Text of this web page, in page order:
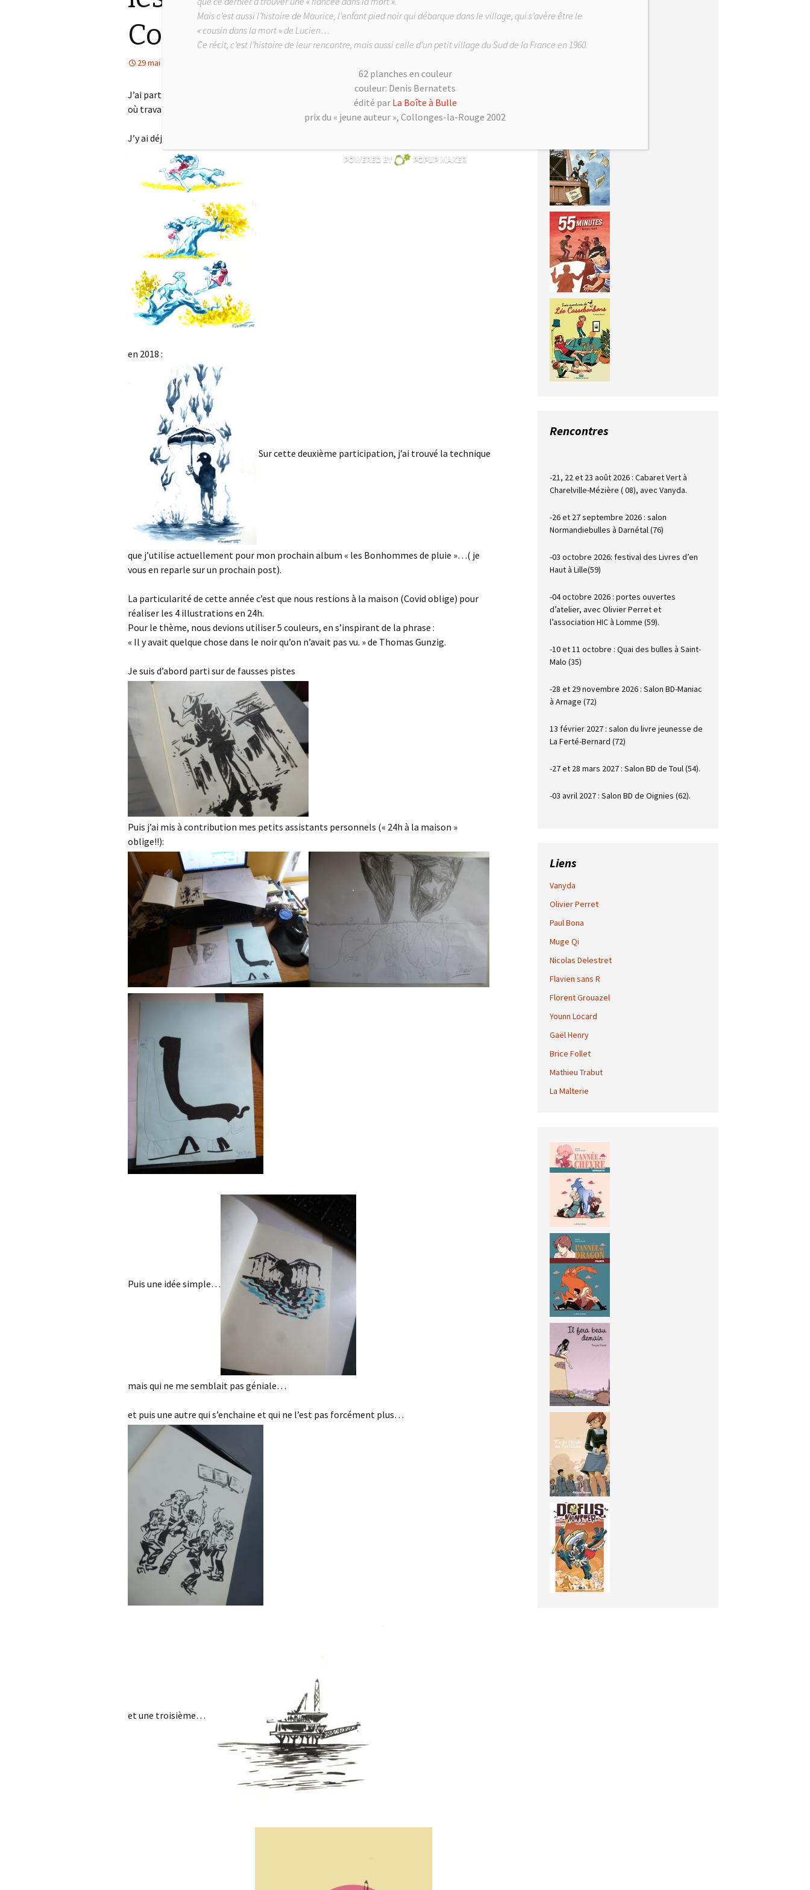
Confiné…
29 mai 2020
J’ai participé le week-end dernier aux « » organisé par le Hang’art de Namur
où travaille mon camarade de crayon
J’y ai déjà participé deux fois, sur place à Namur, en 2017:
en 2018 :
Sur cette deuxième participation, j’ai trouvé la technique
que j’utilise actuellement pour mon prochain album « les Bonhommes de pluie »…( je
vous en reparle sur un prochain post).
La particularité de cette année c’est que nous restions à la maison (Covid oblige) pour
réaliser les 4 illustrations en 24h.
Pour le thème, nous devions utiliser 5 couleurs, en s’inspirant de la phrase :
« Il y avait quelque chose dans le noir qu’on n’avait pas vu. » de Thomas Gunzig.
Je suis d’abord parti sur de fausses pistes
Puis j’ai mis à contribution mes petits assistants personnels (« 24h à la maison »
oblige!!):
Puis une idée simple…
mais qui ne me semblait pas géniale…
et puis une autre qui s’enchaine et qui ne l’est pas forcément plus…
et une troisième…
Rencontres
-21, 22 et 23 août 2026 : Cabaret Vert à
Charelville-Mézière ( 08), avec Vanyda.
-26 et 27 septembre 2026 : salon
Normandiebulles à Darnétal (76)
-03 octobre 2026: festival des Livres d’en
Haut à Lille(59)
-04 octobre 2026 : portes ouvertes
d’atelier, avec Olivier Perret et
l’association HIC à Lomme (59).
-10 et 11 octobre : Quai des bulles à Saint-
Malo (35)
-28 et 29 novembre 2026 : Salon BD-Maniac
à Arnage (72)
13 février 2027 : salon du livre jeunesse de
La Ferté-Bernard (72)
-27 et 28 mars 2027 : Salon BD de Toul (54).
-03 avril 2027 : Salon BD de Oignies (62).
Liens
Vanyda
Olivier Perret
Paul Bona
Muge Qi
Nicolas Delestret
Flavien sans R
Florent Grouazel
Younn Locard
Gaël Henry
Brice Follet
Mathieu Trabut
La Malterie
Mais c’est aussi l’histoire de Maurice, l’enfant pied noir qui débarque dans le village, qui s’avère être le
« cousin dans la mort » de Lucien…
Ce récit, c’est l’histoire de leur rencontre, mais aussi celle d’un petit village du Sud de la France en 1960.
62 planches en couleur
couleur: Denis Bernatets
édité par La Boîte à Bulle
prix du « jeune auteur », Collonges-la-Rouge 2002